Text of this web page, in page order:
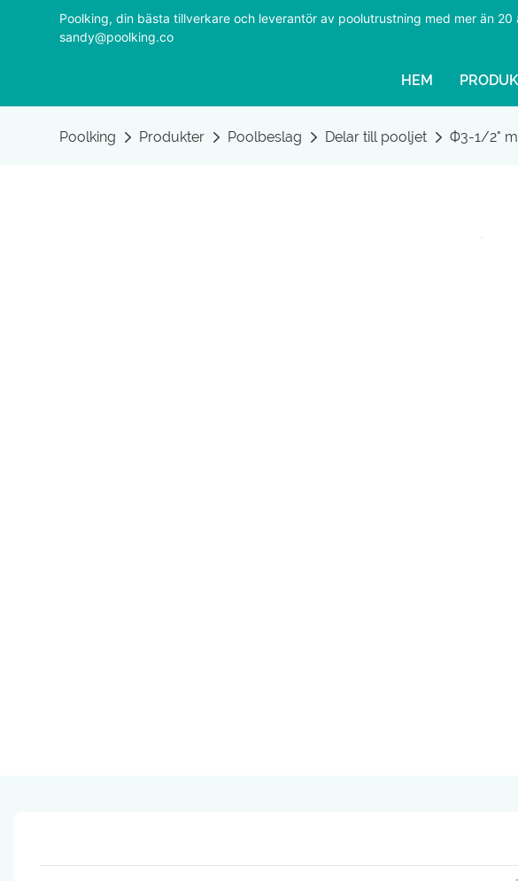
Poolking, din bästa tillverkare och leverantör av poolutrustning med mer än
sandy@poolking.co
HEM
Poolking Produkter Poolbeslag Delar till pooljet Ф3-1/2"